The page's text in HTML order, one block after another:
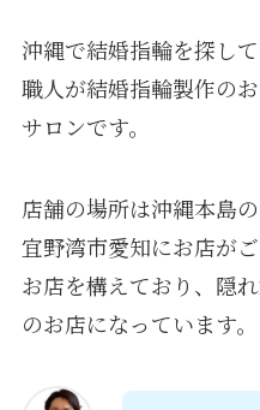
沖縄で結婚指輪を探し
職人が結婚指輪製作の
サロンです。
店舗の場所は沖縄本島
宜野湾市愛知にお店が
お店を構えており、隠
のお店になっています。